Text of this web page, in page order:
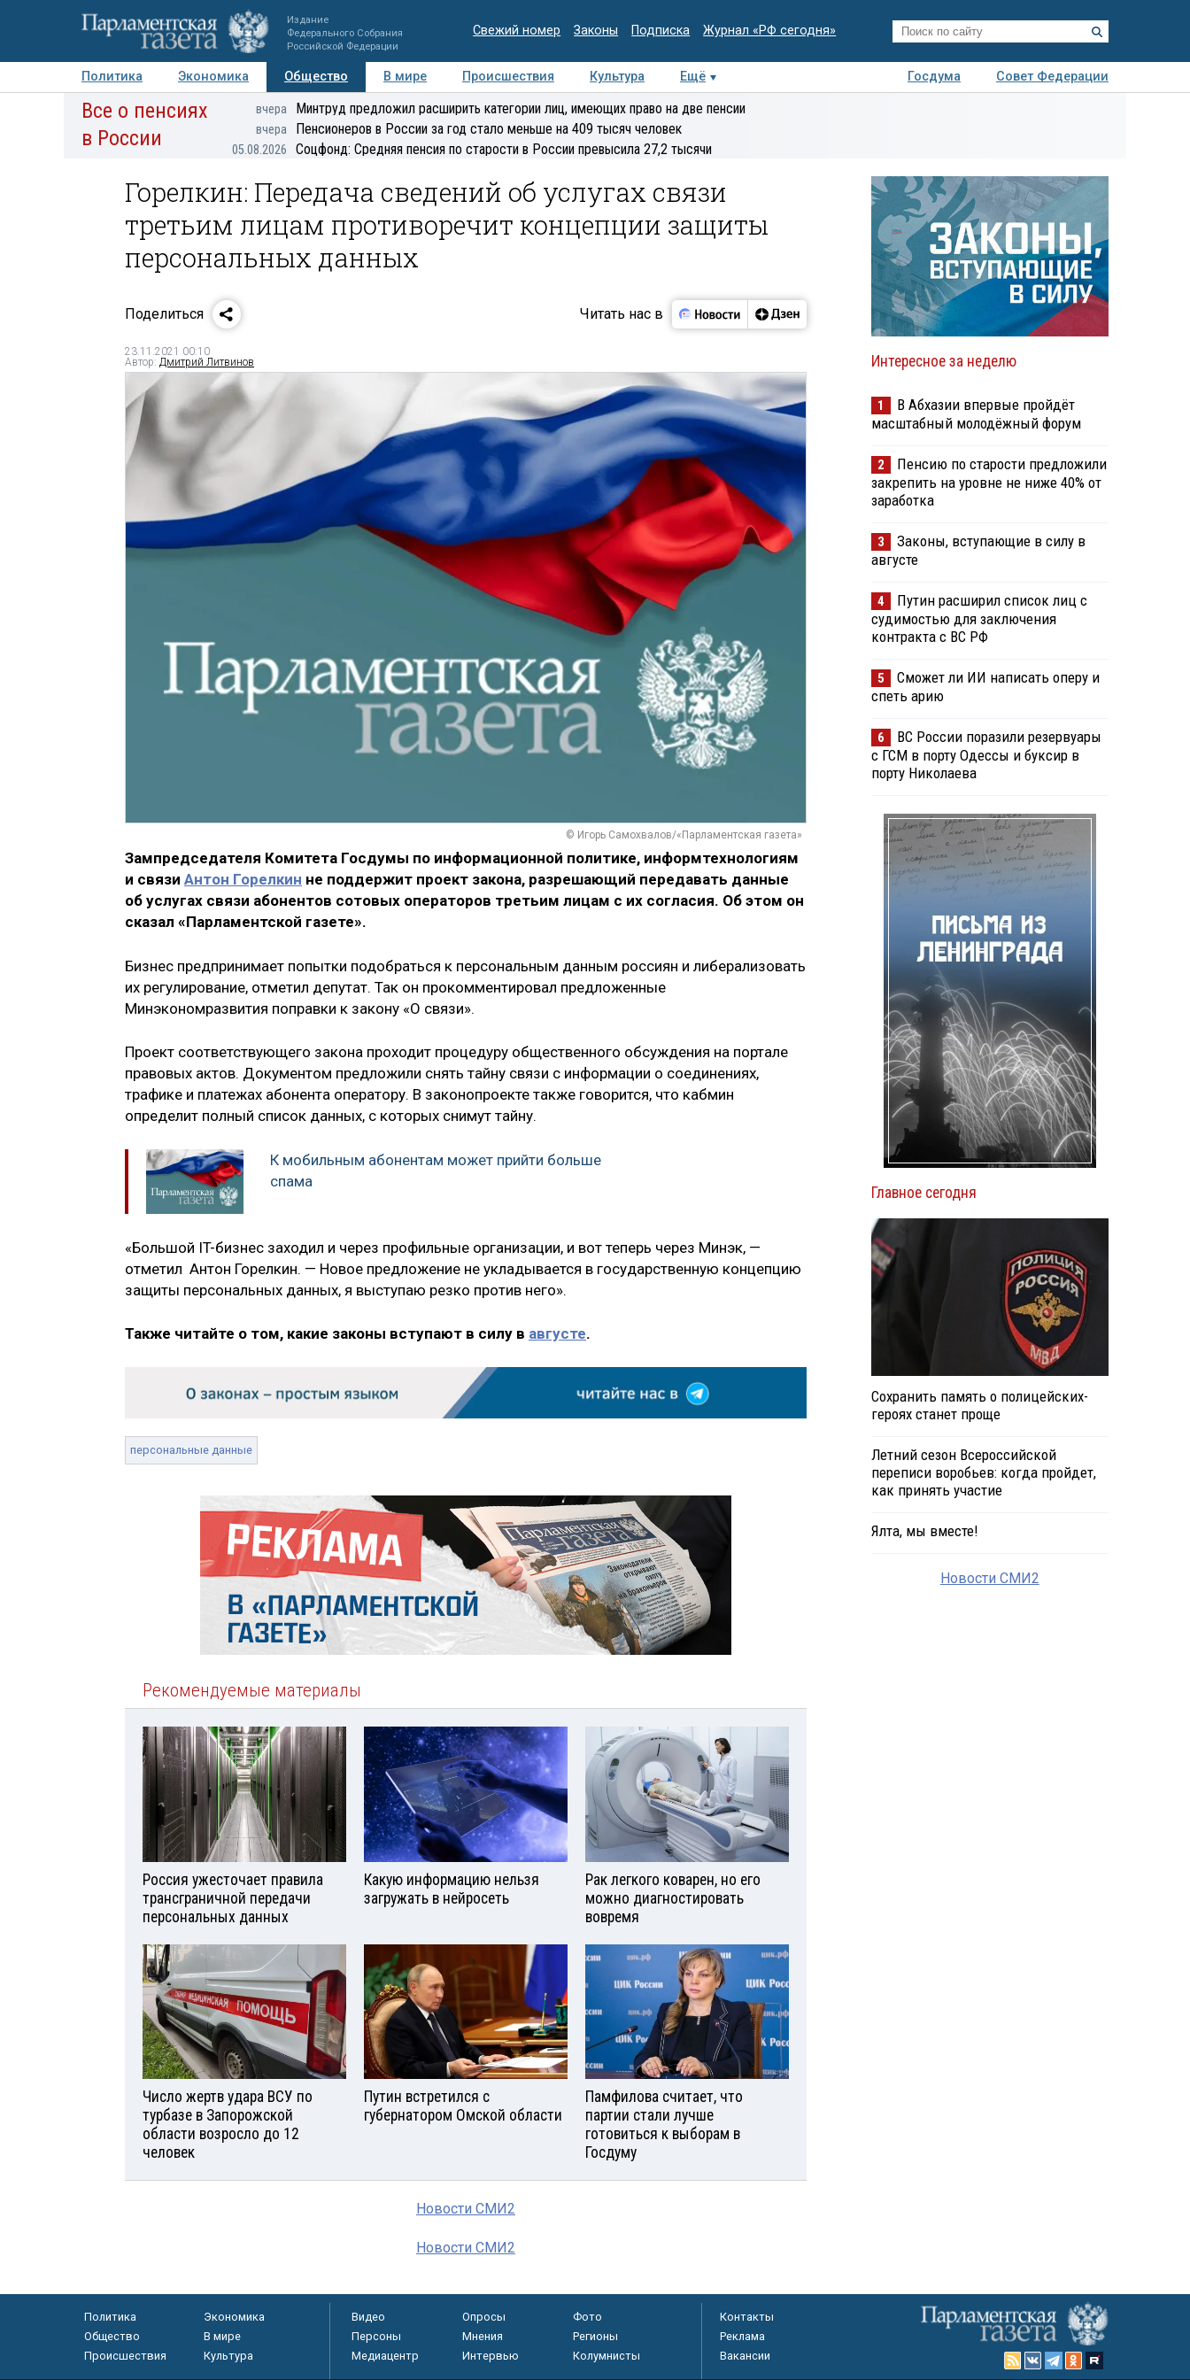
Издание
Федерального Собрания
Российской Федерации
Свежий номер Законы Подписка Журнал «РФ сегодня»
Политика Экономика Общество В мире Происшествия Культура Ещё Госдума
Совет Федерации
Авторы Персоны Мнения Регионы Медиацентр Интервью Колумнисты
Деловая
Все о пенсиях
в России
вчера Минтруд предложил расширить категории лиц, имеющих право на две пенсии
вчера Пенсионеров в России за год стало меньше на 409 тысяч человек
05.08.2026 Соцфонд: Средняя пенсия по старости в России превысила 27,2 тысячи
Горелкин: Передача сведений об услугах связи
третьим лицам противоречит концепции защиты
персональных данных
Поделиться Читать нас в
23.11.2021 00:10
Автор: Дмитрий Литвинов
© Игорь Самохвалов/«Парламентская газета»
Зампредседателя Комитета Госдумы по информационной политике, информтехнологиям
и связи Антон Горелкин не поддержит проект закона, разрешающий передавать данные
об услугах связи абонентов сотовых операторов третьим лицам с их согласия. Об этом он
сказал «Парламентской газете».
Бизнес предпринимает попытки подобраться к персональным данным россиян и либерализовать
их регулирование, отметил депутат. Так он прокомментировал предложенные
Минэкономразвития поправки к закону «О связи».
Проект соответствующего закона проходит процедуру общественного обсуждения на портале
правовых актов. Документом предложили снять тайну связи с информации о соединениях,
трафике и платежах абонента оператору. В законопроекте также говорится, что кабмин
определит полный список данных, с которых снимут тайну.
К мобильным абонентам может прийти больше
спама
«Большой IT-бизнес заходил и через профильные организации, и вот теперь через Минэк, —
отметил Антон Горелкин. — Новое предложение не укладывается в государственную концепцию
защиты персональных данных, я выступаю резко против него».
Также читайте о том, какие законы вступают в силу в августе.
персональные данные
Рекомендуемые материалы
Россия ужесточает правила
трансграничной передачи
персональных данных
Какую информацию нельзя
загружать в нейросеть
Рак легкого коварен, но его
можно диагностировать
вовремя
Число жертв удара ВСУ по
турбазе в Запорожской
области возросло до 12
человек
Путин встретился с
губернатором Омской области
Памфилова считает, что
партии стали лучше
готовиться к выборам в
Госдуму
Новости СМИ2
Новости СМИ2
Интересное за неделю
1
В Абхазии впервые пройдёт
масштабный молодёжный форум
2
Пенсию по старости предложили
закрепить на уровне не ниже 40% от
заработка
3
Законы, вступающие в силу в
августе
4
Путин расширил список лиц с
судимостью для заключения
контракта с ВС РФ
5
Сможет ли ИИ написать оперу и
спеть арию
6
ВС России поразили резервуары
с ГСМ в порту Одессы и буксир в
порту Николаева
Главное сегодня
Сохранить память о полицейских-
героях станет проще
Летний сезон Всероссийской
переписи воробьев: когда пройдет,
как принять участие
Ялта, мы вместе!
Новости СМИ2
Политика
Экономика
Общество
В мире
Происшествия
Культура
Видео Опросы
Фото
Персоны
Мнения
Регионы
Медиацентр
Интервью Колумнисты
Контакты
Реклама
Вакансии